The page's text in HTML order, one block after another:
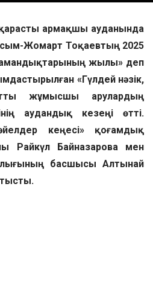
Қармақшы ауданында
Жомарт Тоқаевтың 2025
жылы» деп
«Гүлдей нәзік,
жұмысшы арулардың
аудандық кезеңі өтті.
кеңесі» қоғамдық
Райкүл Байназарова мен
басшысы Алтынай